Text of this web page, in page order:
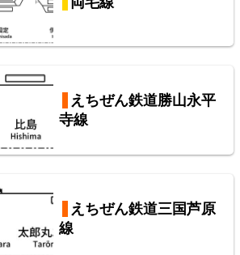
東武鉄道伊勢崎線
えちぜん鉄道勝山永平
寺線
えちぜん鉄道三国芦原
線